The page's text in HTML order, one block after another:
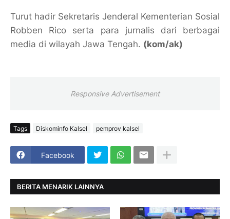
Turut hadir Sekretaris Jenderal Kementerian Sosial
Robben Rico serta para jurnalis dari berbagai
media di wilayah Jawa Tengah. (kom/ak)
Responsive Advertisement
Tags Diskominfo Kalsel pemprov kalsel
Facebook
BERITA MENARIK LAINNYA